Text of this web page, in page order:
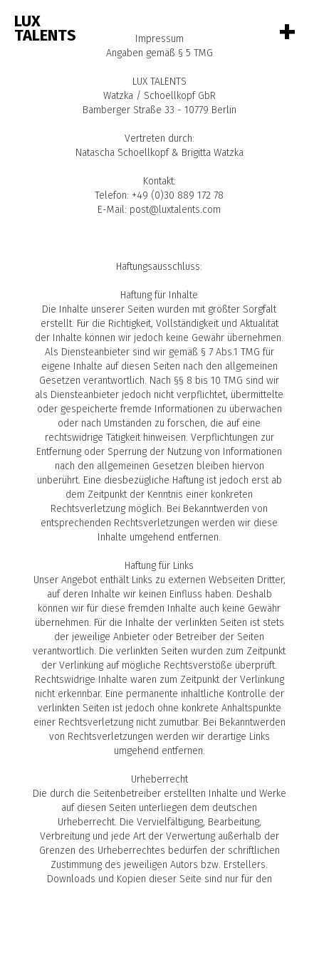
Impressum
Angaben gemäß § 5 TMG
LUX TALENTS
Watzka / Schoellkopf GbR
Bamberger Straße 33 - 10779 Berlin
Vertreten durch:
Natascha Schoellkopf & Brigitta Watzka
Kontakt:
Telefon: +49 (0)30 889 172 78
E-Mail: post@luxtalents.com
Haftungsausschluss:
Haftung für Inhalte
Die Inhalte unserer Seiten wurden mit größter Sorgfalt
erstellt. Für die Richtigkeit, Vollständigkeit und Aktualität
der Inhalte können wir jedoch keine Gewähr übernehmen.
Als Diensteanbieter sind wir gemäß § 7 Abs.1 TMG für
eigene Inhalte auf diesen Seiten nach den allgemeinen
Gesetzen verantwortlich. Nach §§ 8 bis 10 TMG sind wir
als Diensteanbieter jedoch nicht verpflichtet, übermittelte
oder gespeicherte fremde Informationen zu überwachen
oder nach Umständen zu forschen, die auf eine
rechtswidrige Tätigkeit hinweisen. Verpflichtungen zur
Entfernung oder Sperrung der Nutzung von Informationen
nach den allgemeinen Gesetzen bleiben hiervon
unberührt. Eine diesbezügliche Haftung ist jedoch erst ab
dem Zeitpunkt der Kenntnis einer konkreten
Rechtsverletzung möglich. Bei Bekanntwerden von
entsprechenden Rechtsverletzungen werden wir diese
Inhalte umgehend entfernen.
Haftung für Links
Unser Angebot enthält Links zu externen Webseiten Dritter,
auf deren Inhalte wir keinen Einfluss haben. Deshalb
können wir für diese fremden Inhalte auch keine Gewähr
übernehmen. Für die Inhalte der verlinkten Seiten ist stets
der jeweilige Anbieter oder Betreiber der Seiten
verantwortlich. Die verlinkten Seiten wurden zum Zeitpunkt
der Verlinkung auf mögliche Rechtsverstöße überprüft.
Rechtswidrige Inhalte waren zum Zeitpunkt der Verlinkung
nicht erkennbar. Eine permanente inhaltliche Kontrolle der
verlinkten Seiten ist jedoch ohne konkrete Anhaltspunkte
einer Rechtsverletzung nicht zumutbar. Bei Bekanntwerden
von Rechtsverletzungen werden wir derartige Links
umgehend entfernen.
Urheberrecht
Die durch die Seitenbetreiber erstellten Inhalte und Werke
auf diesen Seiten unterliegen dem deutschen
Urheberrecht. Die Vervielfältigung, Bearbeitung,
Verbreitung und jede Art der Verwertung außerhalb der
Grenzen des Urheberrechtes bedürfen der schriftlichen
Zustimmung des jeweiligen Autors bzw. Erstellers.
Downloads und Kopien dieser Seite sind nur für den
LUX
TALENTS +